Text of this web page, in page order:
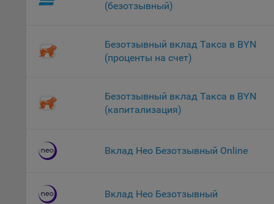
На
(безотзывный)
Безотзывный вклад Такса в BYN
(проценты на счет)
Безотзывный вклад Такса в BYN
(капитализация)
Вклад Нео Безотзывный Online
Вклад Нео Безотзывный